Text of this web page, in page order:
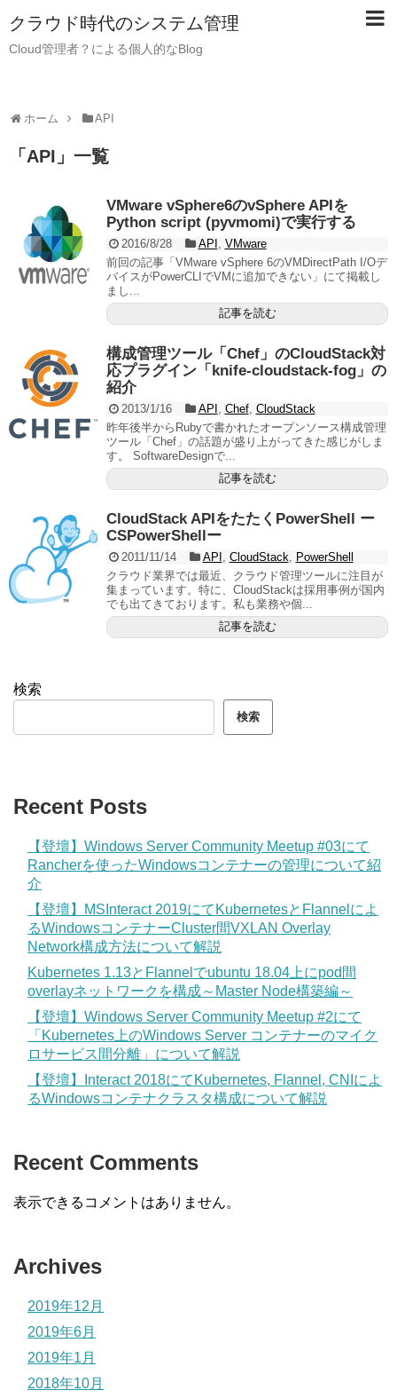
クラウド時代のシステム管理
Cloud管理者？による個人的なBlog
ホーム API
「 API 」 一覧
VMware vSphere6のvSphere APIを
Python script (pyvmomi)で実行する
2016/8/28 API , VMware
前回の記事「VMware vSphere 6のVMDirectPath I/Oデ
バイスがPowerCLIでVMに追加できない」にて掲載し
まし...
記事を読む
構成管理ツール「Chef」のCloudStack対
応プラグイン「knife-cloudstack-fog」の
紹介
2013/1/16 API , Chef, CloudStack
昨年後半からRubyで書かれたオープンソース構成管理
ツール「Chef」の話題が盛り上がってきた感じがしま
す。 SoftwareDesignで...
記事を読む
CloudStack APIをたたくPowerShell ー
CSPowerShellー
2011/11/14 API , CloudStack, PowerShell
クラウド業界では最近、クラウド管理ツールに注目が
集まっています。特に、CloudStackは採用事例が国内
でも出てきております。私も業務や個...
記事を読む
検索
検索
Recent Posts
【登壇】Windows Server Community Meetup #03にて
Rancherを使ったWindowsコンテナーの管理について紹
介
【登壇】MSInteract 2019にてKubernetesとFlannelによ
るWindowsコンテナーCluster間VXLAN Overlay
Network構成方法について解説
Kubernetes 1.13とFlannelでubuntu 18.04上にpod間
overlayネットワークを構成～Master Node構築編～
【登壇】Windows Server Community Meetup #2にて
「Kubernetes上のWindows Server コンテナーのマイク
ロサービス間分離」について解説
【登壇】Interact 2018にてKubernetes, Flannel, CNIによ
るWindowsコンテナクラスタ構成について解説
Recent Comments
表示できるコメントはありません。
Archives
2019年12月
2019年6月
2019年1月
2018年10月